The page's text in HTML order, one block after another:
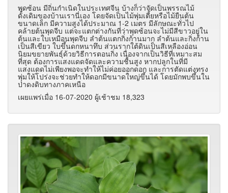
พุดซ้อน มีถิ่นกำเนิดในประเทศจีน บ้างก็ว่าจัดเป็นพรรณไม้
ดั้งเดิมของบ้านเรานี่เอง โดยจัดเป็นไม้พุ่มเตี้ยหรือไม้ยืนต้น
ขนาดเล็ก มีความสูงได้ประมาณ 1-2 เมตร มีลักษณะทั่วไป
คล้ายต้นพุดจีบ แต่จะแตกต่างกันที่ว่าพุดซ้อนจะไม่มีสีขาวอยู่ใน
ต้นและใบเหมือนพุดจีบ ลำต้นแตกกิ่งก้านมาก ลำต้นและกิ่งก้าน
เป็นสีเขียว ใบขึ้นดกหนาทึบ ส่วนรากใต้ดินเป็นสีเหลืองอ่อน
นิยมขยายพันธุ์ด้วยวิธีการตอนกิ่ง เนื่องจากเป็นวิธีที่เหมาะสม
ที่สุด ต้องการแสงแดดจัดและความชื้นสูง หากปลูกในที่มี
แสงแดดไม่เพียงพอจะทำให้ไม่ค่อยออกดอก และการตัดแต่งทรง
พุ่มให้โปร่งจะช่วยทำให้ดอกมีขนาดใหญ่ขึ้นได้ โดยมักพบขึ้นใน
ป่าดงดิบทางภาคเหนือ
เผยแพร่เมื่อ 16-07-2020 ผู้เช้าชม 18,323